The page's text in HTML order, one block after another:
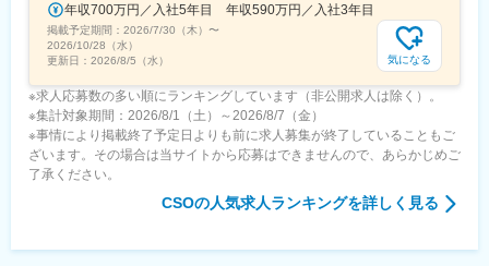
年収700万円／入社5年目 年収590万円／入社3年目
掲載予定期間： 2026/7/30（木） 〜
2026/10/28（水）
更新日： 2026/8/5（水） 気になる
※求人応募数の多い順にランキングしています（非公開求人は除く）。
※集計対象期間：2026/8/1（土）～2026/8/7（金）
※事情により掲載終了予定日よりも前に求人募集が終了していることもご
ざいます。その場合は当サイトから応募はできませんので、あらかじめご
了承ください。
CSOの人気求人ランキングを詳しく見る